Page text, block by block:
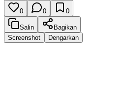
0 0 0
Salin
Bagikan
Screenshot
Dengarkan